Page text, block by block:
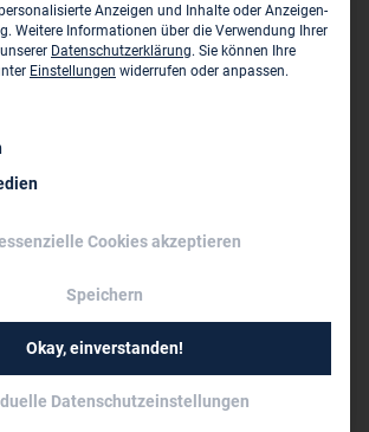
für
01 0
im VBI:
10 bis 50
Anzeigen und Inhalte oder Anzeigen-
Weitere Informationen über die Verwendung Ihrer
Datenschutzerklärung. Sie können Ihre
Einstellungen widerrufen oder anpassen.
der Service-Gruppen, für die eine
Cookies akzeptieren
Speichern
Okay, einverstanden!
Datenschutzeinstellungen